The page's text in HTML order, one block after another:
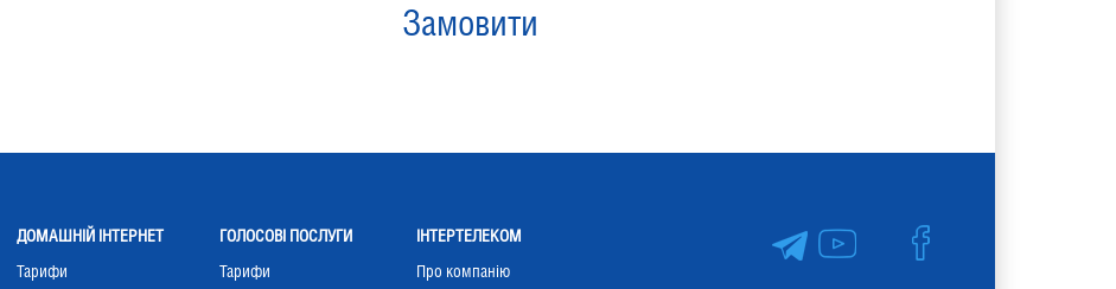
Замовити
ДОМАШНІЙ ІНТЕРНЕТ
Тарифи
ГОЛОСОВІ ПОСЛУГИ
Тарифи
ІНТЕРТЕЛЕКОМ
Про компанію